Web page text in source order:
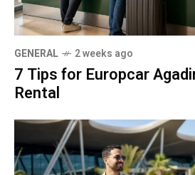
GENERAL 2 weeks ago
7 Tips for Europcar
Rental